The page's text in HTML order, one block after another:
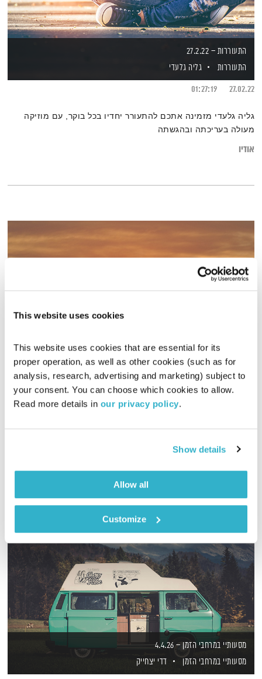
This website uses cookies
This website uses cookies that are essential for its
proper operation, as well as other cookies (such as for
analysis, research, advertising and marketing) subject to
your consent. You can choose which cookies to allow.
Read more details in our privacy policy.
Show details
Allow all
Customize
התעוררות – 27.2.22
התעוררות
גליה גלעדי
27.02.22
01:27:19
גליה גלעדי מזמינה אתכם להתעורר יחדיו בכל בוקר, עם מוזיקה
מעולה בעריכתה ובהגשתה
אודיו
שישי - שבט
מיכל גפן
28.02.14
01:57:08
מסעותיי במרחבי הזמן – 4.4.26
מסעותיי במרחבי הזמן
דדי יצחייק